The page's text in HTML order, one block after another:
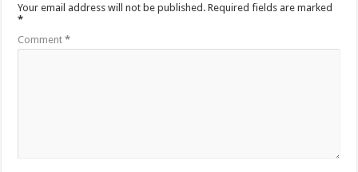
Your email address will not be published. Required fields are marked
*
Comment*